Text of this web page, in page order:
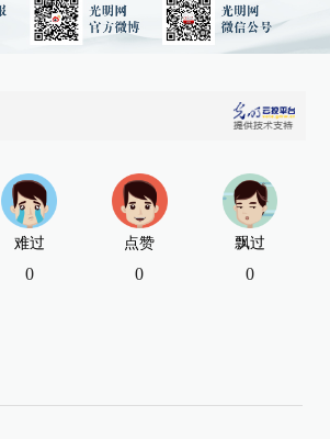
难过
0
点赞
0
飘过
0